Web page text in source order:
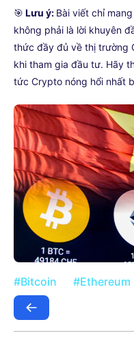
🎯 Lưu ý: Bài viết chỉ
không phải là lời khuyên
thức đầy đủ về thị trường
khi tham gia đầu tư. Hãy
tức Crypto nóng hổi nhất
#Bitcoin #Ethereum